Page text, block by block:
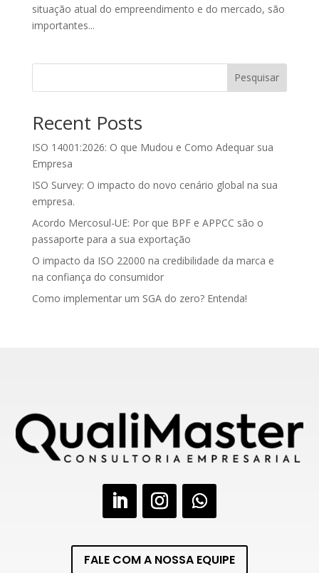
situação atual do empreendimento e do mercado, são
importantes...
Pesquisar
Recent Posts
ISO 14001:2026: O que Mudou e Como Adequar sua
Empresa
ISO Survey: O impacto do novo cenário global na sua
empresa.
Acordo Mercosul-UE: Por que BPF e APPCC são o
passaporte para a sua exportação
O impacto da ISO 22000 na credibilidade da marca e
na confiança do consumidor
Como implementar um SGA do zero? Entenda!
FALE COM A NOSSA EQUIPE